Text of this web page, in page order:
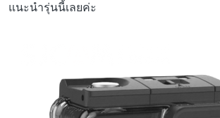
แนะนำรุ่นนี้เลยค่ะ